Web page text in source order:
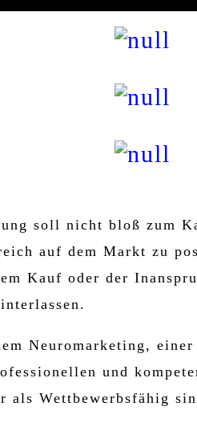
soll nicht bloß zum
auf dem Markt zu
Kauf oder der
Neuromarketing,
und
als Wettbewerbsfähig